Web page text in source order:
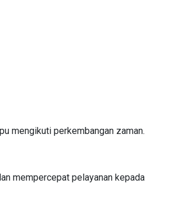
mengikuti perkembangan zaman.
mempercepat pelayanan kepada